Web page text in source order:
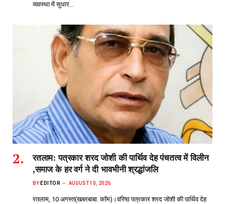
व्यवस्था में सुधार…
रतलाम: पत्रकार शरद जोशी की पार्थिव देह पंचतत्व में विलीन
,समाज के हर वर्ग ने दी भावभीनी श्रद्धांजलि
BY EDITOR AUGUST 10, 2026
रतलाम, 10 अगस्त(खबरबाबा. कॉम)।वरिष्ठ पत्रकार शरद जोशी की पार्थिव देह